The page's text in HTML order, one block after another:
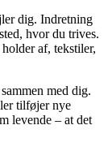
dig. Indretning
hvor du trives.
af, tekstiler,
med dig.
tilføjer nye
levende – at det